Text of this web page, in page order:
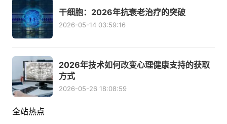
干细胞：2026年抗衰老治疗的突破
2026-05-14 03:59:16
2026年技术如何改变心理健康支持的获取
方式
2026-05-26 18:08:59
全站热点